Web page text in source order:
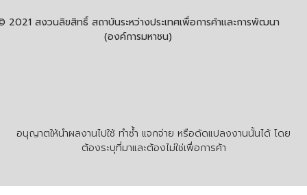
อนุญาตให้นำผลงานไปใช้ ทำซ้ำ แจกจ่าย หรือดัดแปลงงานนั้นได้ โดย
ต้องระบุที่มาและต้องไม่ใช่เพื่อการค้า
2021 สงวนลิขสิทธิ์ สถาบันระหว่างประเทศเพื่อการค้าและการพัฒนา
(องค์การมหาชน)